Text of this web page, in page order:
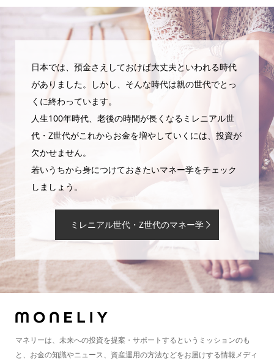
日本では、預金さえしておけば大丈夫といわれる時代
がありました。しかし、そんな時代は親の世代でとっ
くに終わっています。
人生100年時代、老後の時間が長くなるミレニアル世
代・Z世代がこれからお金を増やしていくには、投資が
欠かせません。
若いうちから身につけておきたいマネー学をチェック
しましょう。
ミレニアル世代・Z世代のマネー学
マネリーは、未来への投資を提案・サポートするというミッションのも
と、お金の知識やニュース、資産運用の方法などをお届けする情報メディ